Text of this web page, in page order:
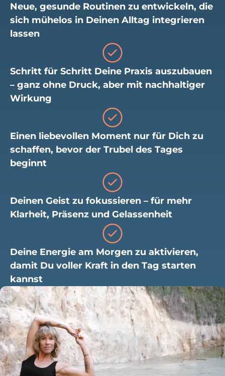
Neue, gesunde Routinen zu entwickeln, die
sich mühelos in Deinen Alltag integrieren
lassen
Schritt für Schritt Deine Praxis auszubauen
– ganz ohne Druck, aber mit nachhaltiger
Wirkung
Einen liebevollen Moment nur für Dich zu
schaffen, bevor der Trubel des Tages
beginnt
Deinen Geist zu fokussieren – für mehr
Klarheit, Präsenz und Gelassenheit
Deine Energie am Morgen zu aktivieren,
damit Du voller Kraft in den Tag starten
kannst